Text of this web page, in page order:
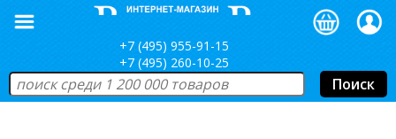
+7 (495) 955-91-15
+7 (495) 260-10-25